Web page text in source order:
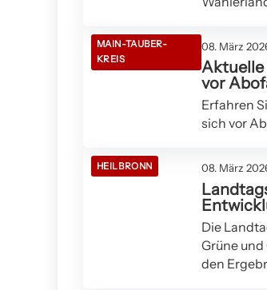
MAIN-TAUBER-
KREIS
08. März
Aktuelle
vor
Erfahren
sich vor
HEILBRONN 08. März
Die
Grüne
den